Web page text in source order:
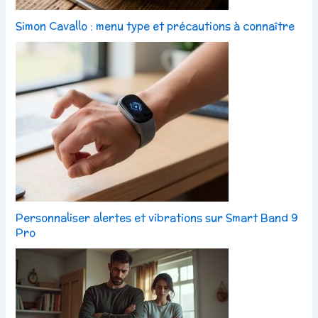
Simon Cavallo : menu type et précautions à connaître
Personnaliser alertes et vibrations sur Smart Band 9
Pro